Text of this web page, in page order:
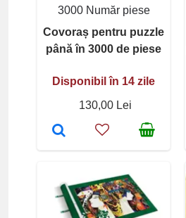
3000 Număr piese
Covoraș pentru puzzle
până în 3000 de piese
Disponibil în 14 zile
130,00 Lei